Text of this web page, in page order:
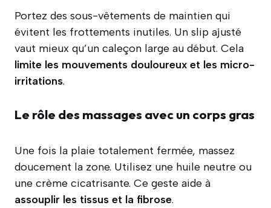
Portez des sous-vêtements de maintien qui
évitent les frottements inutiles. Un slip ajusté
vaut mieux qu’un caleçon large au début. Cela
limite les mouvements douloureux et les micro-
irritations.
Le rôle des massages avec un corps gras
Une fois la plaie totalement fermée, massez
doucement la zone. Utilisez une huile neutre ou
une crème cicatrisante. Ce geste aide à
assouplir les tissus et la fibrose.